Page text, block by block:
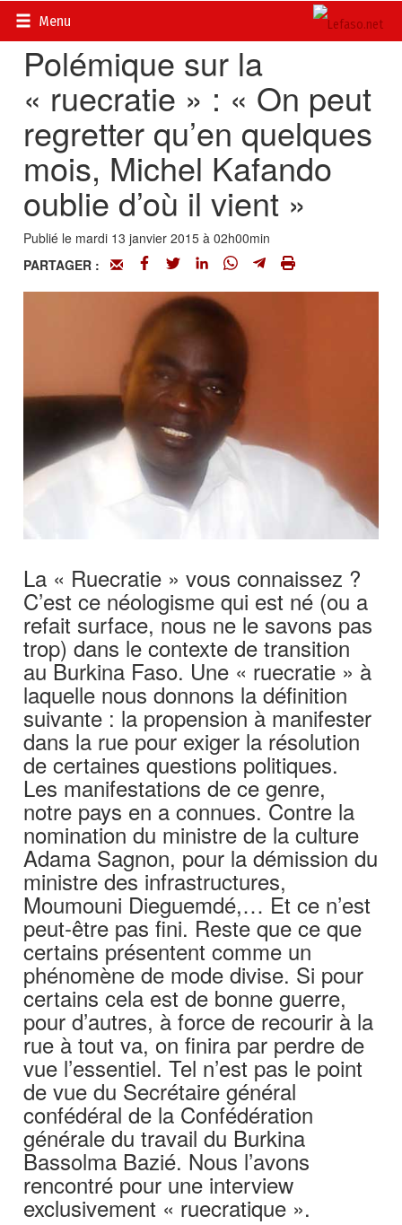
Menu
Accueil>
Polémique sur la
« ruecratie » : « On peut
regretter qu’en quelques
mois, Michel Kafando
oublie d’où il vient »
Publié le mardi 13 janvier 2015 à 02h00min
PARTAGER :
La « Ruecratie » vous connaissez ?
C’est ce néologisme qui est né (ou a
refait surface, nous ne le savons pas
trop) dans le contexte de transition
au Burkina Faso. Une « ruecratie » à
laquelle nous donnons la définition
suivante : la propension à manifester
dans la rue pour exiger la résolution
de certaines questions politiques.
Les manifestations de ce genre,
notre pays en a connues. Contre la
nomination du ministre de la culture
Adama Sagnon, pour la démission du
ministre des infrastructures,
Moumouni Dieguemdé,… Et ce n’est
peut-être pas fini. Reste que ce que
certains présentent comme un
phénomène de mode divise. Si pour
certains cela est de bonne guerre,
pour d’autres, à force de recourir à la
rue à tout va, on finira par perdre de
vue l’essentiel. Tel n’est pas le point
de vue du Secrétaire général
confédéral de la Confédération
générale du travail du Burkina
Bassolma Bazié. Nous l’avons
rencontré pour une interview
exclusivement « ruecratique ».